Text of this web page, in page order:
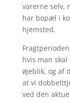
varerne selv,
har bopæl i
hjemsted.
hvis man
øjeblik, og af
at vi
ved den